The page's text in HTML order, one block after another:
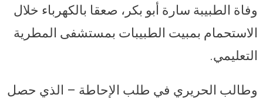
وفاة الطبيبة سارة أبو بكر، صعقا بالكهرباء خلال
الاستحمام بمبيت الطبيبات بمستشفى المطرية
التعليمي.
وطالب الحريري في طلب الإحاطة – الذي حصل